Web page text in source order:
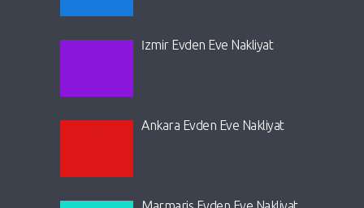
İzmir Evden Eve Nakliyat
Ankara Evden Eve Nakliyat